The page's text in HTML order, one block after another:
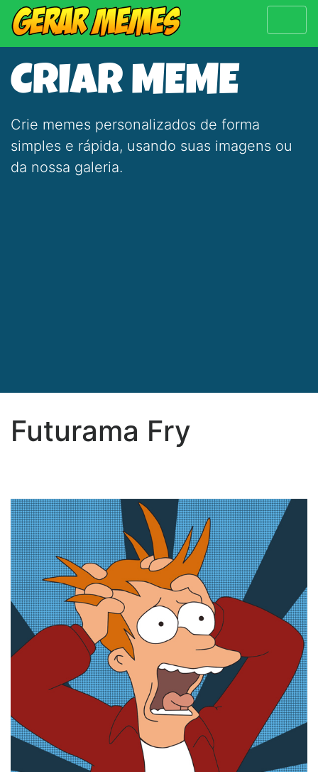
CRIAR MEME
Crie memes personalizados de forma
simples e rápida, usando suas imagens ou
da nossa galeria.
Futurama Fry